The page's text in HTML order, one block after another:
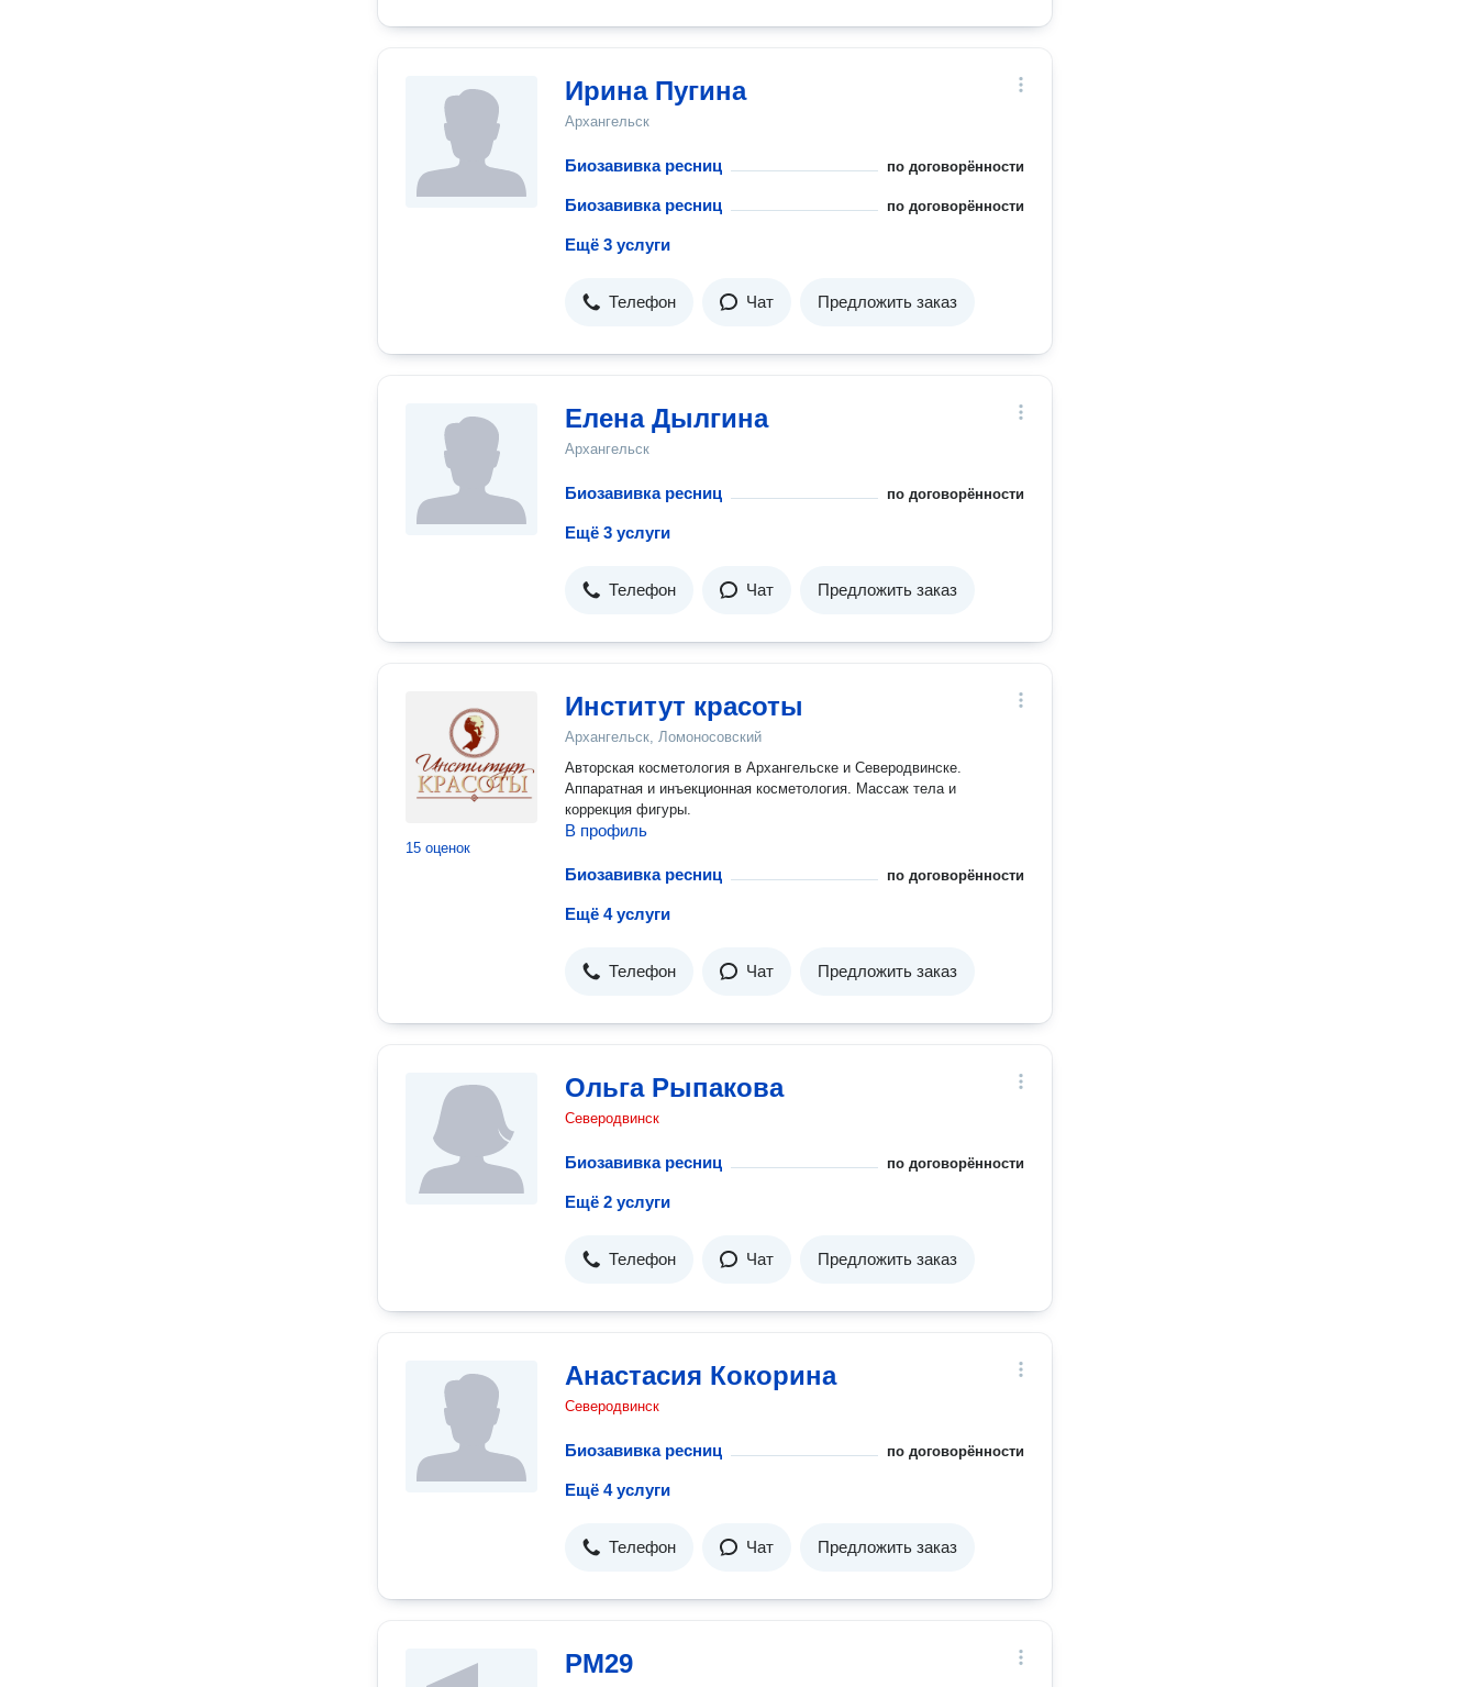
Ирина Пугина
Архангельск
Биозавивка ресниц по договорённости
Биозавивка ресниц по договорённости
Ещё 3 услуги
Телефон Чат Предложить заказ
Елена Дылгина
Архангельск
Биозавивка ресниц по договорённости
Ещё 3 услуги
Телефон Чат Предложить заказ
15 оценок
Институт красоты
Архангельск, Ломоносовский
Авторская косметология в Архангельске и Северодвинске.
Аппаратная и инъекционная косметология. Массаж тела и
коррекция фигуры.
В профиль
Биозавивка ресниц по договорённости
Ещё 4 услуги
Телефон Чат Предложить заказ
Ольга Рыпакова
Северодвинск
Биозавивка ресниц по договорённости
Ещё 2 услуги
Телефон Чат Предложить заказ
Анастасия Кокорина
Северодвинск
Биозавивка ресниц по договорённости
Ещё 4 услуги
Телефон Чат Предложить заказ
PM29